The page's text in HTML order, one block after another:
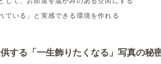
ている」と実感できる環境を作れる
する「一生飾りたくなる」写真の秘